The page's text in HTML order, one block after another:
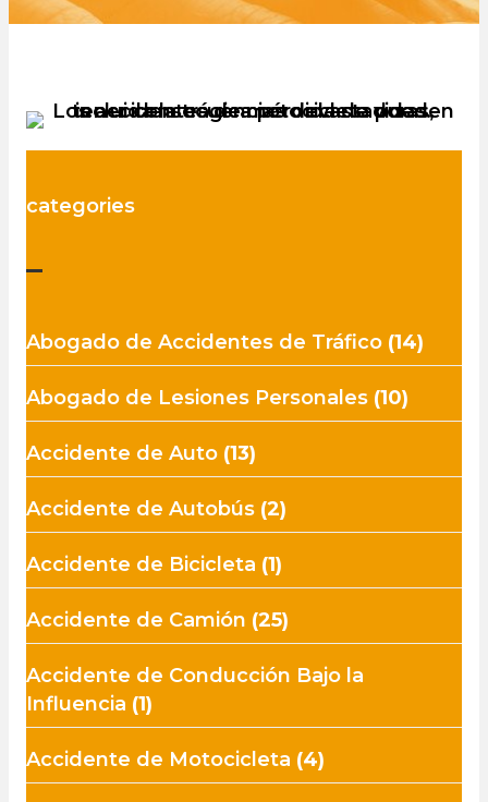
categories
–
Abogado de Accidentes de Tráfico (14)
Abogado de Lesiones Personales (10)
Accidente de Auto (13)
Accidente de Autobús (2)
Accidente de Bicicleta (1)
Accidente de Camión (25)
Accidente de Conducción Bajo la
Influencia (1)
Accidente de Motocicleta (4)